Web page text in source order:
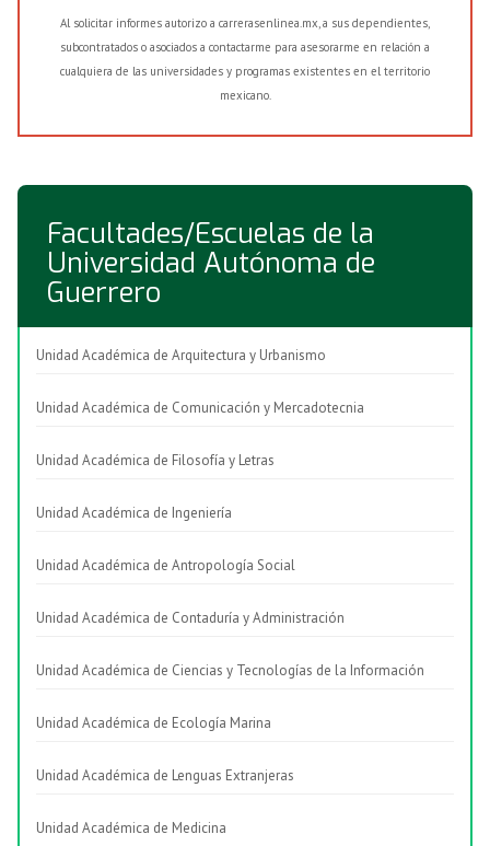
Al solicitar informes autorizo a carrerasenlinea.mx, a sus dependientes,
subcontratados o asociados a contactarme para asesorarme en relación a
cualquiera de las universidades y programas existentes en el territorio
mexicano.
Facultades/Escuelas de la
Universidad Autónoma de
Guerrero
Unidad Académica de Arquitectura y Urbanismo
Unidad Académica de Comunicación y Mercadotecnia
Unidad Académica de Filosofía y Letras
Unidad Académica de Ingeniería
Unidad Académica de Antropología Social
Unidad Académica de Contaduría y Administración
Unidad Académica de Ciencias y Tecnologías de la Información
Unidad Académica de Ecología Marina
Unidad Académica de Lenguas Extranjeras
Unidad Académica de Medicina